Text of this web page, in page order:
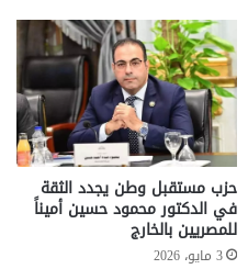
حزب مستقبل وطن يجدد الثقة
في الدكتور محمود حسين أميناً
للمصريين بالخارج
3 مايو، 2026